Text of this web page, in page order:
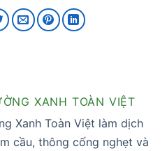
XANH TOÀN VIỆT
Xanh Toàn Việt làm dịch
cầu, thông cống nghẹt và